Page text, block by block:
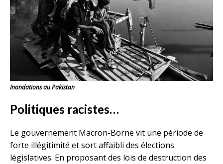
Inondations au Pakistan
Politiques racistes…
Le gouvernement Macron-Borne vit une période de
forte illégitimité et sort affaibli des élections
législatives. En proposant des lois de destruction des